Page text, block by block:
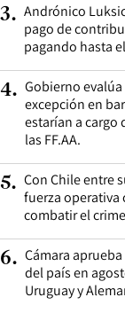
3. Andrónico
pago de
pagando hasta
4. Gobierno
excepción en
estarían a cargo
las FF.AA.
5. Con Chile entre
fuerza operativa
combatir el
6. Cámara
del país en
Uruguay y